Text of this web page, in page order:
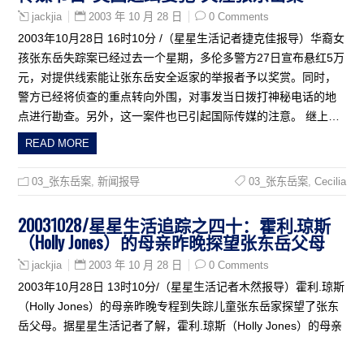
jackjia 2003 年 10 月 28 日 0 Comments
2003年10月28日 16时10分 /（星星生活记者捷克佳报导）华裔女
孩张东岳失踪案已经过去一个星期，多伦多警方27日宣布悬红5万
元，对提供线索能让张东岳安全返家的举报者予以奖赏。同时，
警方已经将侦查的重点转向外围，对事发当日拨打神秘电话的地
点进行勘查。另外，这一案件也已引起国际传媒的注意。 继上…
READ MORE
03_张东岳案 ,新闻报导 03_张东岳案, Cecilia
20031028/星星生活追踪之四十：霍利.琼斯
（Holly Jones）的母亲昨晚探望张东岳父母
jackjia 2003 年 10 月 28 日 0 Comments
2003年10月28日 13时10分/（星星生活记者木然报导）霍利.琼斯
（Holly Jones）的母亲昨晚专程到失踪儿童张东岳家探望了张东
岳父母。据星星生活记者了解，霍利.琼斯（Holly Jones）的母亲